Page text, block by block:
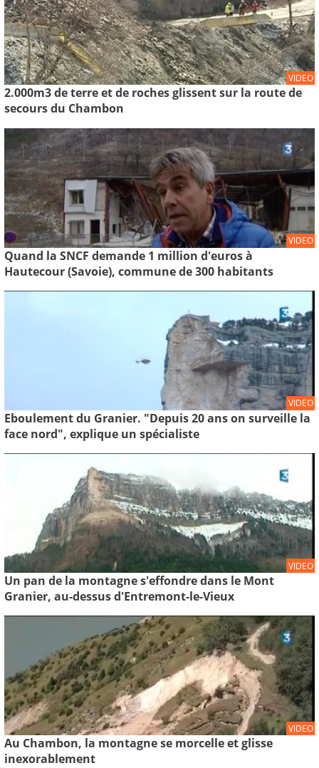
VIDEO
2.000m3 de terre et de roches glissent sur la route de
secours du Chambon
VIDEO
Quand la SNCF demande 1 million d'euros à
Hautecour (Savoie), commune de 300 habitants
VIDEO
Eboulement du Granier. "Depuis 20 ans on surveille la
face nord", explique un spécialiste
VIDEO
Un pan de la montagne s'effondre dans le Mont
Granier, au-dessus d'Entremont-le-Vieux
VIDEO
Au Chambon, la montagne se morcelle et glisse
inexorablement